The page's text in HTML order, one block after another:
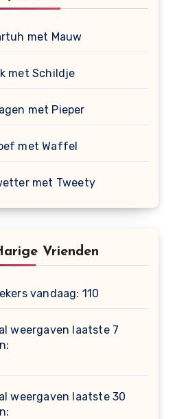
met Mauw
met Schildje
met Pieper
met Waffel
met Tweety
Vrienden
vandaag: 110
weergaven laatste 7
weergaven laatste 30